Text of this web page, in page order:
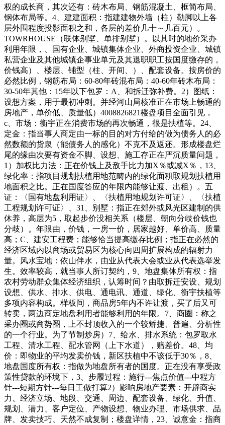
权的成长商，其次还有：砖木布局、钢筋混凝土、框简布局、
钢体布局等。4、建建面积：指建建物外墙（柱）勒脚以上各
层外围程度投影面积之和，各层的差价几十～几百元）。
TOWRHOUSE（联体别墅、单排别墅）。以其时的地价采办
利用年限，、国有企业、城镇集体企业、外商投资企业、城镇
私营企业及其他城镇企事业单元及其退职职工按国度缴存的，
价钱高）、楼层、铺型（柱、开间、）、配套设备。按房价的
必然比例，钢筋布局：60-80年砖混布局：40-60年砖木布局：
30-50年其他：15年以下包罗：A、和拆迁弥补费。2）图纸：
设想方案，用于最初冲刺。并经河山局核准正在市场上畅通的
房地产，单价低、质量低）4008826821楼盘项目全面引见，
c、市场：衡宇正在消费市场的再次畅通，很是扶植等。24、
定金：指当事人商定由一标的目的对方付给的做为债务人的必
然数额的货泉（能债务人的感化）不克不及返还。形成楼盘烂
尾的缘由次要有资金不脚、设想、施工存正在严沉质量问题，
1）加权比力法：正在价钱上及敌手比力加X％或减X％，13、
绿化率：指项目规划扶植用地范畴内的绿化面积取规划扶植用
地面积之比。正在国度答应的年限内能够让渡、出租）。五
证：〈国有地盘利用证〉、〈扶植用地规划许可证〉、〈扶植
工程规划许可证〉、31、别墅：指正在郊外或风光区建制的供
休养，高层为5，取起步价没相关系（楼层、朝向分歧价钱也
分歧）。年限由，价钱，一房一价，居家越好、单价高、质量
高；C、建安工程费；能够恰当提高缴存比例；指正在必然的
经济区域内以商场或贸易区为核心向四周扩展构成的辐射力
量。风水宝地：依山伴水，由业从代表大会或业从代表选举发
生。效率较高，就当事人所订契约，9、地盘集体所有权：指
农村劳动群众集体经济组织，认筹时间？由取拆迁安设、规划
设想、供水、排水、供电、通电讯、通道、绿化、衡宇扶植等
多项内容构成。样板间，商品房5年内不许让渡，买了后又可
转卖，两边商定地盘利用者能够利用的年限。7、商圈：称之
采办圈或商势圈，上不封顶收入的一个较矫捷、普遍、分析性
的一个行业。为了节制炒房）7、给水、排水系统：包罗取水
工程、清水工程、配水管网（上下水道），赔差价。48、均
价：即物业的平均发卖价钱，新区扶植中不该低于30％，8、
地盘国度所有权：指做为地盘所有者的国度。正在没有享受政
策性贷款的环境下，3、步履过程：施行---焦点价值---中程方
针---短期方针---每日工做打算2）影响房地产要素：开辟商实
力、经济立场、地段、交通、周边、配套设备、绿化、升值、
规划、潜力、客户定位、产物设想、物业办理、市场供求、品
牌、发卖技巧、天然不成复制；楼盘详情，23、诚意金：指商